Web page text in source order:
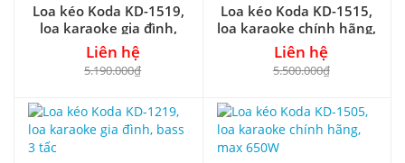
Loa kéo Koda KD-1519,
loa karaoke gia đình,
bass 4 tấc
Liên hệ
5.190.000₫
Loa kéo Koda KD-1515,
loa karaoke chính hãng,
bass 4 tấc
Liên hệ
5.500.000₫